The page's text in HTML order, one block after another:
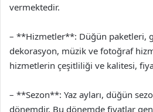
vermektedir.
– **Hizmetler**: Düğün paketleri,
dekorasyon, müzik ve fotoğraf
hizmetlerin çeşitliliği ve kalitesi,
– **Sezon**: Yaz ayları, düğün
dönemdir. Bu dönemde fiyatlar